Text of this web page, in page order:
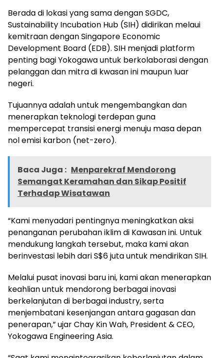
Berada di lokasi yang sama dengan SGDC,
Sustainability Incubation Hub (SIH) didirikan melaui
kemitraan dengan Singapore Economic
Development Board (EDB). SIH menjadi platform
penting bagi Yokogawa untuk berkolaborasi dengan
pelanggan dan mitra di kwasan ini maupun luar
negeri.
Tujuannya adalah untuk mengembangkan dan
menerapkan teknologi terdepan guna
mempercepat transisi energi menuju masa depan
nol emisi karbon (net-zero).
Baca Juga : Menparekraf Mendorong
Semangat Keramahan dan Sikap Positif
Terhadap Wisatawan
“Kami menyadari pentingnya meningkatkan aksi
penanganan perubahan iklim di Kawasan ini. Untuk
mendukung langkah tersebut, maka kami akan
berinvestasi lebih dari S$6 juta untuk mendirikan SIH.
Melalui pusat inovasi baru ini, kami akan menerapkan
keahlian untuk mendorong berbagai inovasi
berkelanjutan di berbagai industry, serta
menjembatani kesenjangan antara gagasan dan
penerapan,” ujar Chay Kin Wah, President & CEO,
Yokogawa Engineering Asia.